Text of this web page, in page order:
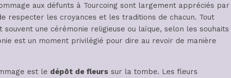
aux défunts à Tourcoing sont largement appréciés par
respecter les croyances et les traditions de chacun. Tout
souvent une cérémonie religieuse ou laïque, selon les souhaits
est un moment privilégié pour dire au revoir de manière
est le dépôt de fleurs sur la tombe. Les fleurs